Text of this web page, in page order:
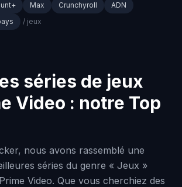
Max Crunchyroll
ADN
/ jeux
séries de jeux
Video : notre Top
nous avons rassemblé une
séries du genre « Jeux »
Video. Que vous cherchiez des